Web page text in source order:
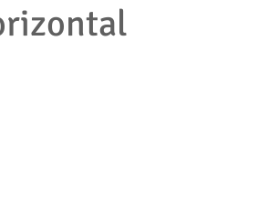
empresas accion de tutela